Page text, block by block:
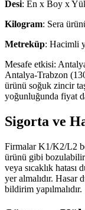
Desi: En x Boy x
Kilogram: Sera
Metreküp: Hacimli
Mesafe etkisi:
Antalya-Trabzon
ürünü soğuk zincir
yoğunluğunda fiyat
Sigorta ve
Firmalar K1/K2/L2
ürünü gibi bozulabilir
veya sıcaklık hatası
yer almalıdır. Hasar
bildirim yapılmalıdır.